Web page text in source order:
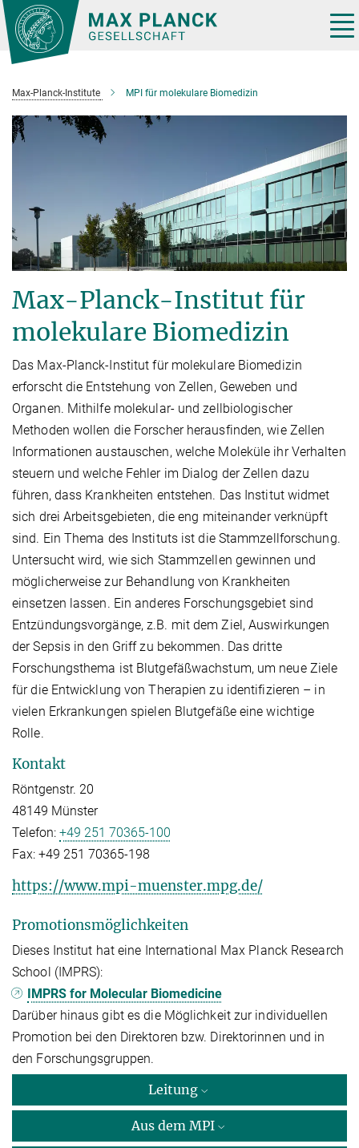
Hauptinhalt
Max-Planck-Institute MPI für molekulare Biomedizin
Max-Planck-Institut für
molekulare Biomedizin
Das Max-Planck-Institut für molekulare Biomedizin
erforscht die Entstehung von Zellen, Geweben und
Organen. Mithilfe molekular- und zellbiologischer
Methoden wollen die Forscher herausfinden, wie Zellen
Informationen austauschen, welche Moleküle ihr Verhalten
steuern und welche Fehler im Dialog der Zellen dazu
führen, dass Krankheiten entstehen. Das Institut widmet
sich drei Arbeitsgebieten, die eng miteinander verknüpft
sind. Ein Thema des Instituts ist die Stammzellforschung.
Untersucht wird, wie sich Stammzellen gewinnen und
möglicherweise zur Behandlung von Krankheiten
einsetzen lassen. Ein anderes Forschungsgebiet sind
Entzündungsvorgänge, z.B. mit dem Ziel, Auswirkungen
der Sepsis in den Griff zu bekommen. Das dritte
Forschungsthema ist Blutgefäßwachstum, um neue Ziele
für die Entwicklung von Therapien zu identifizieren – in
vielen Erkrankungen spielen Blutgefäße eine wichtige
Rolle.
Kontakt
Röntgenstr. 20
48149 Münster
Telefon: +49 251 70365-100
Fax: +49 251 70365-198
https://www.mpi-muenster.mpg.de/
Promotionsmöglichkeiten
Dieses Institut hat eine International Max Planck Research
School (IMPRS):
IMPRS for Molecular Biomedicine
Darüber hinaus gibt es die Möglichkeit zur individuellen
Promotion bei den Direktoren bzw. Direktorinnen und in
den Forschungsgruppen.
Leitung
Aus dem MPI